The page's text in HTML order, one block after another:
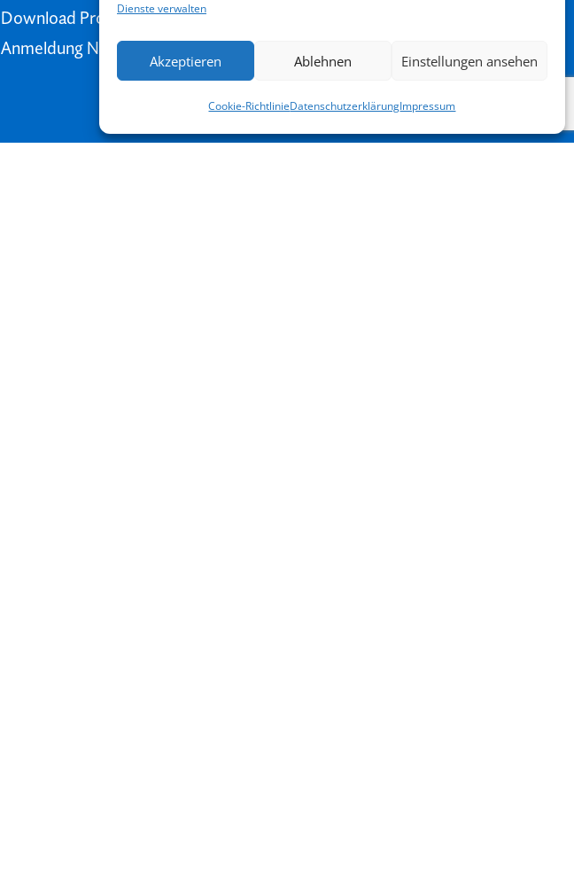
Dienste verwalten
Akzeptieren Ablehnen Einstellungen ansehen
Cookie-RichtlinieDatenschutzerklärungImpressum
Download Programmheft
Anmeldung Newsletter